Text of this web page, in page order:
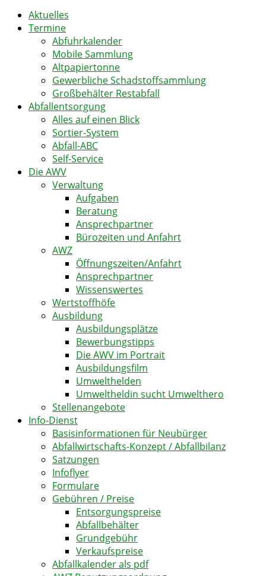
Aktuelles
Termine
Abfuhrkalender
Mobile Sammlung
Altpapiertonne
Gewerbliche Schadstoffsammlung
Großbehälter Restabfall
Abfallentsorgung
Alles auf einen Blick
Sortier-System
Abfall-ABC
Self-Service
Die AWV
Verwaltung
Aufgaben
Beratung
Ansprechpartner
Bürozeiten und Anfahrt
AWZ
Öffnungszeiten/Anfahrt
Ansprechpartner
Wissenswertes
Wertstoffhöfe
Ausbildung
Ausbildungsplätze
Bewerbungstipps
Die AWV im Portrait
Ausbildungsfilm
Umwelthelden
Umweltheldin sucht Umwelthero
Stellenangebote
Info-Dienst
Basisinformationen für Neubürger
Abfallwirtschafts-Konzept / Abfallbilanz
Satzungen
Infoflyer
Formulare
Gebühren / Preise
Entsorgungspreise
Abfallbehälter
Grundgebühr
Verkaufspreise
Abfallkalender als pdf